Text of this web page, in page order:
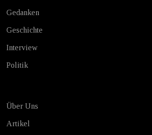
Gedanken
Geschichte
Interview
Politik
Über Uns
Artikel